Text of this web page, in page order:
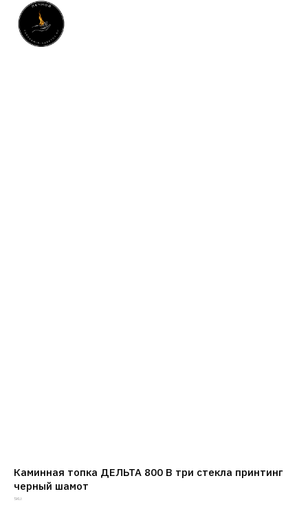
Каминная топка ДЕЛЬТА 800 B три стекла принтинг
черный шамот
SKU: